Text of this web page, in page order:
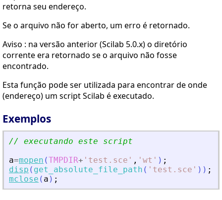
retorna seu endereço.
Se o arquivo não for aberto, um erro é retornado.
Aviso : na versão anterior (Scilab 5.0.x) o diretório
corrente era retornado se o arquivo não fosse
encontrado.
Esta função pode ser utilizada para encontrar de onde
(endereço) um script Scilab é executado.
Exemplos
// executando este script
a=mopen (TMPDIR+ ' test.sce ' , ' wt ' ) ;
disp ( get_absolute_file_path ( ' test.sce ' ) ) ;
mclose ( a ) ;